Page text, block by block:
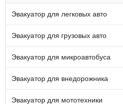
Эвакуатор для легковых авто
Эвакуатор для грузовых авто
Эвакуатор для микроавтобуса
Эвакуатор для внедорожника
Эвакуатор для мототехники